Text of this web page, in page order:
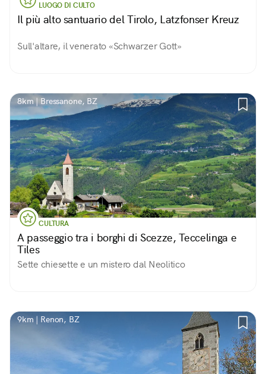
LUOGO DI CULTO
Il più alto santuario del Tirolo, Latzfonser Kreuz
Sull'altare, il venerato «Schwarzer Gott»
8km | Bressanone, BZ
CULTURA
A passeggio tra i borghi di Scezze, Teccelinga e
Tiles
Sette chiesette e un mistero dal Neolitico
9km | Renon, BZ